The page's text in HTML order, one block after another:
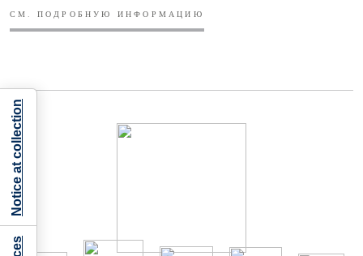
СМ. ПОДРОБНУЮ ИНФОРМАЦИЮ
Notice at collection